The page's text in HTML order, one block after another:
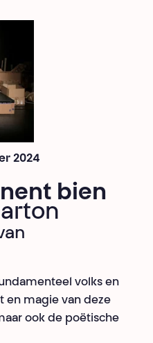
2024
bien
volks en
en magie van deze
ook de poëtische